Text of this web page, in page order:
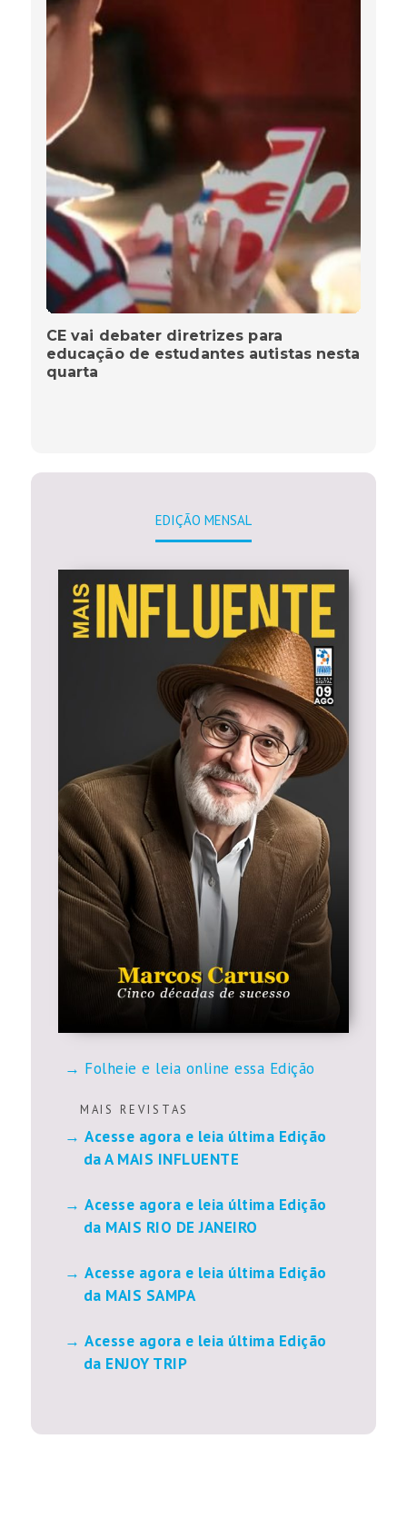
CE vai debater diretrizes para
educação de estudantes autistas nesta
quarta
EDIÇÃO MENSAL
Folheie e leia online essa Edição
M A I S R E V I S T A S
Acesse agora e leia última Edição
da A MAIS INFLUENTE
Acesse agora e leia última Edição
da MAIS RIO DE JANEIRO
Acesse agora e leia última Edição
da MAIS SAMPA
Acesse agora e leia última Edição
da ENJOY TRIP